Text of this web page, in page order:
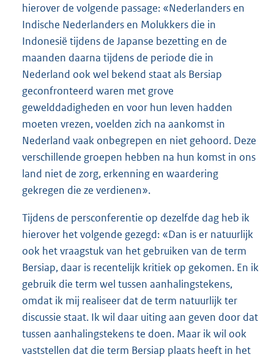
hierover de volgende passage: «Nederlanders en
Indische Nederlanders en Molukkers die in
Indonesië tijdens de Japanse bezetting en de
maanden daarna tijdens de periode die in
Nederland ook wel bekend staat als Bersiap
geconfronteerd waren met grove
gewelddadigheden en voor hun leven hadden
moeten vrezen, voelden zich na aankomst in
Nederland vaak onbegrepen en niet gehoord. Deze
verschillende groepen hebben na hun komst in ons
land niet de zorg, erkenning en waardering
gekregen die ze verdienen».
Tijdens de persconferentie op dezelfde dag heb ik
hierover het volgende gezegd: «Dan is er natuurlijk
ook het vraagstuk van het gebruiken van de term
Bersiap, daar is recentelijk kritiek op gekomen. En ik
gebruik die term wel tussen aanhalingstekens,
omdat ik mij realiseer dat de term natuurlijk ter
discussie staat. Ik wil daar uiting aan geven door dat
tussen aanhalingstekens te doen. Maar ik wil ook
vaststellen dat die term Bersiap plaats heeft in het